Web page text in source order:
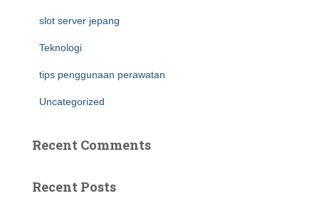
slot server jepang
Teknologi
tips penggunaan perawatan
Uncategorized
Recent Comments
Recent Posts